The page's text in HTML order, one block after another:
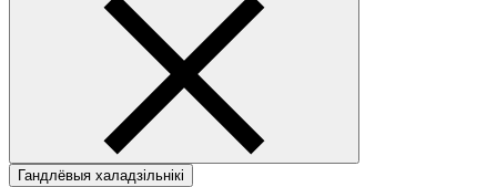
Гандлёвыя халадзільнікі